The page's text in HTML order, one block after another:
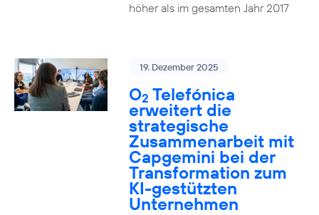
höher als im gesamten Jahr 2017
19. Dezember 2025
O2 Telefónica
erweitert die
strategische
Zusammenarbeit mit
Capgemini bei der
Transformation zum
KI-gestützten
Unternehmen